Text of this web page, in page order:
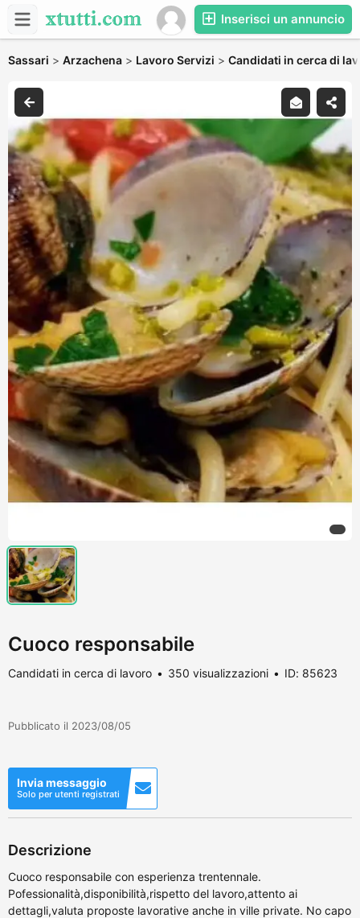
Inserisci un annuncio
Sassari > Arzachena > Lavoro Servizi > Candidati in cerca di
Cuoco responsabile
Candidati in cerca di lavoro 350 visualizzazioni ID: 85623
Pubblicato il 2023/08/05
Invia messaggio
Solo per utenti registrati
Descrizione
Cuoco responsabile con esperienza trentennale.
Pofessionalità,disponibilità,rispetto del lavoro,attento ai
dettagli,valuta proposte lavorative anche in ville private. No capo